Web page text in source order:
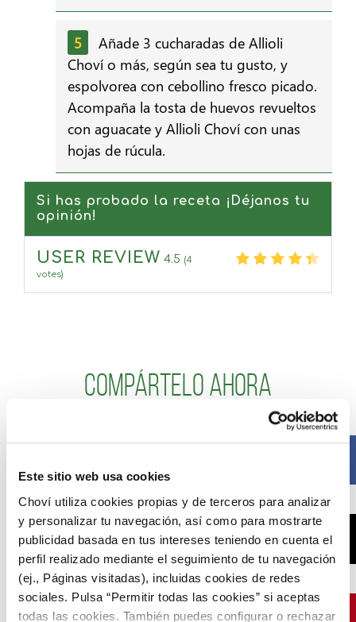
Este sitio web usa cookies
Choví utiliza cookies propias y de terceros para analizar
y personalizar tu navegación, así como para mostrarte
publicidad basada en tus intereses teniendo en cuenta el
perfil realizado mediante el seguimiento de tu navegación
(ej., Páginas visitadas), incluidas cookies de redes
sociales. Pulsa “Permitir todas las cookies” si aceptas
todas las cookies. También puedes configurar o rechazar
Añade 3 cucharadas de Allioli
Choví o más, según sea tu gusto, y
espolvorea con cebollino fresco picado.
Acompaña la tosta de huevos revueltos
con aguacate y Allioli Choví con unas
hojas de rúcula.
Si has probado la receta ¡Déjanos tu
opinión!
USER REVIEW 4.5 (4
votes)
Compártelo ahora
X
Pinterest